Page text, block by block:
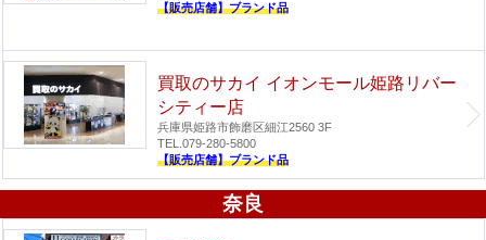
【販売店舗】ブランド品
買取のサカイ イオンモール姫路リバー
シティー店
兵庫県姫路市飾磨区細江2560 3F
TEL.079-280-5800
【販売店舗】ブランド品
奈良